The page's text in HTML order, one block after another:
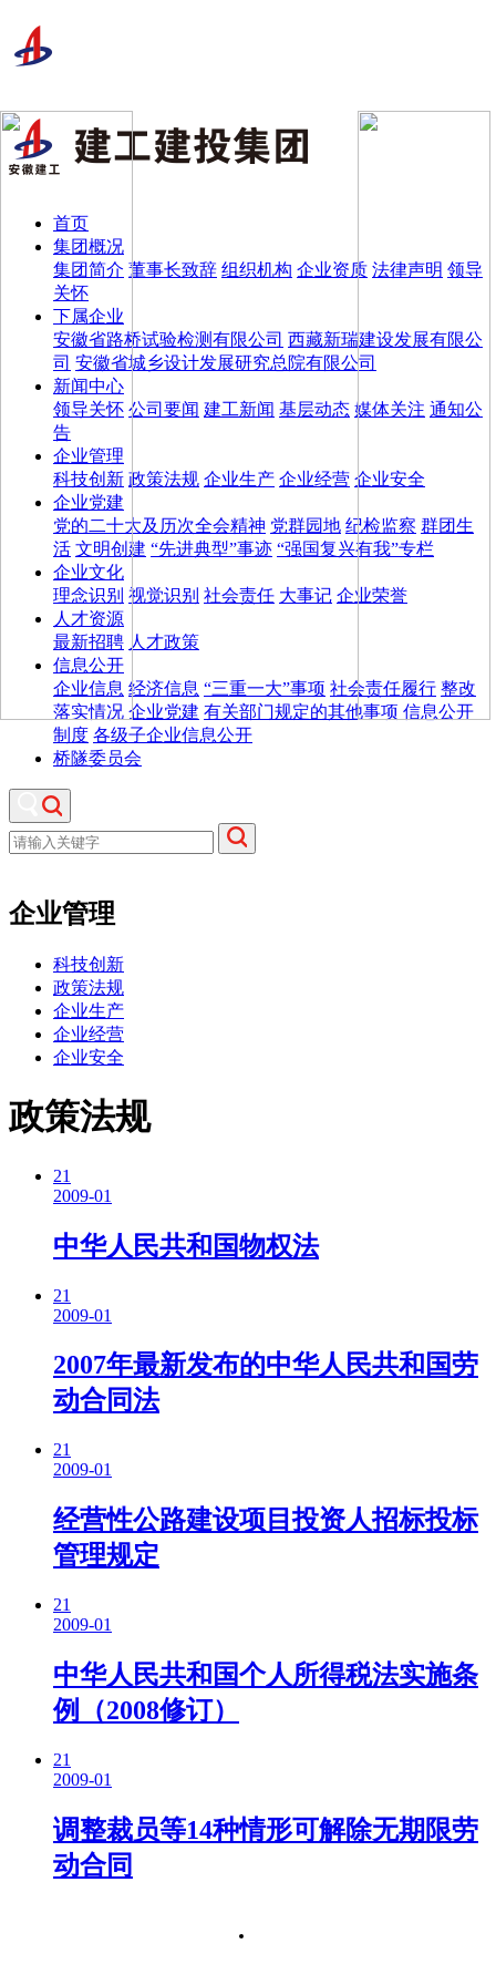
首页
集团概况
集团简介 董事长致辞 组织机构 企业资质 法律声明 领导
关怀
下属企业
安徽省路桥试验检测有限公司 西藏新瑞建设发展有限公
司 安徽省城乡设计发展研究总院有限公司
新闻中心
领导关怀 公司要闻 建工新闻 基层动态 媒体关注 通知公
告
企业管理
科技创新 政策法规 企业生产 企业经营 企业安全
企业党建
党的二十大及历次全会精神 党群园地 纪检监察 群团生
活 文明创建 “先进典型”事迹 “强国复兴有我”专栏
企业文化
理念识别 视觉识别 社会责任 大事记 企业荣誉
人才资源
最新招聘 人才政策
信息公开
企业信息 经济信息 “三重一大”事项 社会责任履行 整改
落实情况 企业党建 有关部门规定的其他事项 信息公开
制度 各级子企业信息公开
桥隧委员会
企业管理
科技创新
政策法规
企业生产
企业经营
企业安全
政策法规
21
2009-01
中华人民共和国物权法
21
2009-01
2007年最新发布的中华人民共和国劳
动合同法
21
2009-01
经营性公路建设项目投资人招标投标
管理规定
21
2009-01
中华人民共和国个人所得税法实施条
例（2008修订）
21
2009-01
调整裁员等14种情形可解除无期限劳
动合同